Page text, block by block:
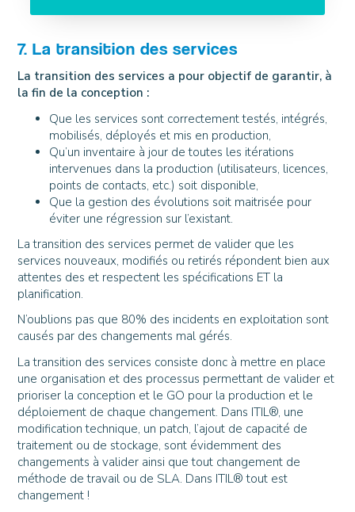
7. La transition des services
La transition des services a pour objectif de garantir, à
la fin de la conception :
Que les services sont correctement testés, intégrés,
mobilisés, déployés et mis en production,
Qu’un inventaire à jour de toutes les itérations
intervenues dans la production (utilisateurs, licences,
points de contacts, etc.) soit disponible,
Que la gestion des évolutions soit maitrisée pour
éviter une régression sur l’existant.
La transition des services permet de valider que les
services nouveaux, modifiés ou retirés répondent bien aux
attentes des et respectent les spécifications ET la
planification.
N’oublions pas que 80% des incidents en exploitation sont
causés par des changements mal gérés.
La transition des services consiste donc à mettre en place
une organisation et des processus permettant de valider et
prioriser la conception et le GO pour la production et le
déploiement de chaque changement. Dans ITIL®, une
modification technique, un patch, l’ajout de capacité de
traitement ou de stockage, sont évidemment des
changements à valider ainsi que tout changement de
méthode de travail ou de SLA. Dans ITIL® tout est
changement !